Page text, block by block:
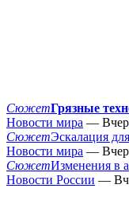
СюжетГрязные
Новости мира —
СюжетЭскалация
Новости мира —
СюжетИзменения в
Новости России —